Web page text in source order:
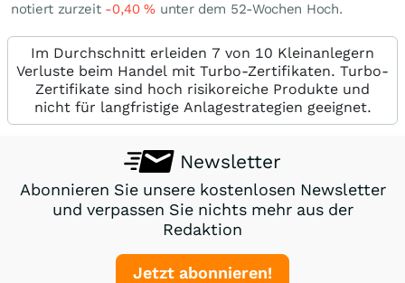
notiert zurzeit -0,40% unter dem 52-Wochen Hoch.
Im Durchschnitt erleiden 7 von 10 Kleinanlegern
Verluste beim Handel mit Turbo-Zertifikaten. Turbo-
Zertifikate sind hoch risikoreiche Produkte und
nicht für langfristige Anlagestrategien geeignet.
Newsletter
Abonnieren Sie unsere kostenlosen Newsletter
und verpassen Sie nichts mehr aus der
Redaktion
Jetzt abonnieren!